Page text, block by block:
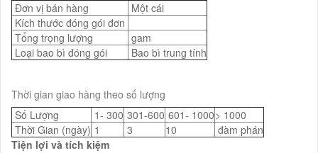
Đơn vị bán hàng
Một cái
Kích thước đóng gói đơn
Tổng trọng lượng
gam
Loại bao bì đóng gói
Bao bì trung tính
Thời gian giao hàng theo số lượng
Số Lượng
1- 300 301-600 601- 1000> 1000
Thời Gian (ngày) 1 3 10
đàm phán
Tiện lợi và tích kiệm